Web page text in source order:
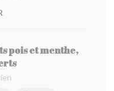
pois et menthe,